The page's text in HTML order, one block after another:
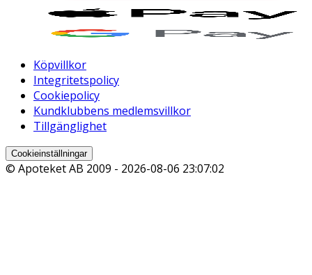
Köpvillkor
Integritetspolicy
Cookiepolicy
Kundklubbens medlemsvillkor
Tillgänglighet
Cookieinställningar
© Apoteket AB 2009 - 2026-08-06 23:07:02